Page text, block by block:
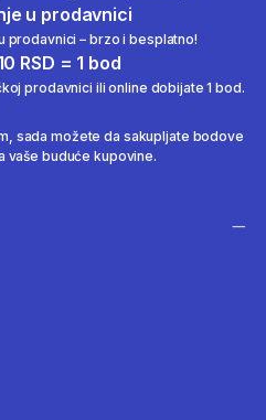
u prodavnici
prodavnici – brzo i besplatno!
RSD = 1 bod
prodavnici ili online dobijate 1 bod.
sada možete da sakupljate bodove
vaše buduće kupovine.